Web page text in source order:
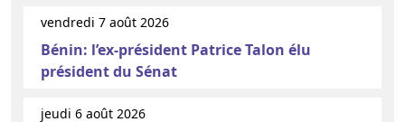
vendredi 7 août 2026
Bénin: l’ex-président Patrice Talon élu
président du Sénat
jeudi 6 août 2026